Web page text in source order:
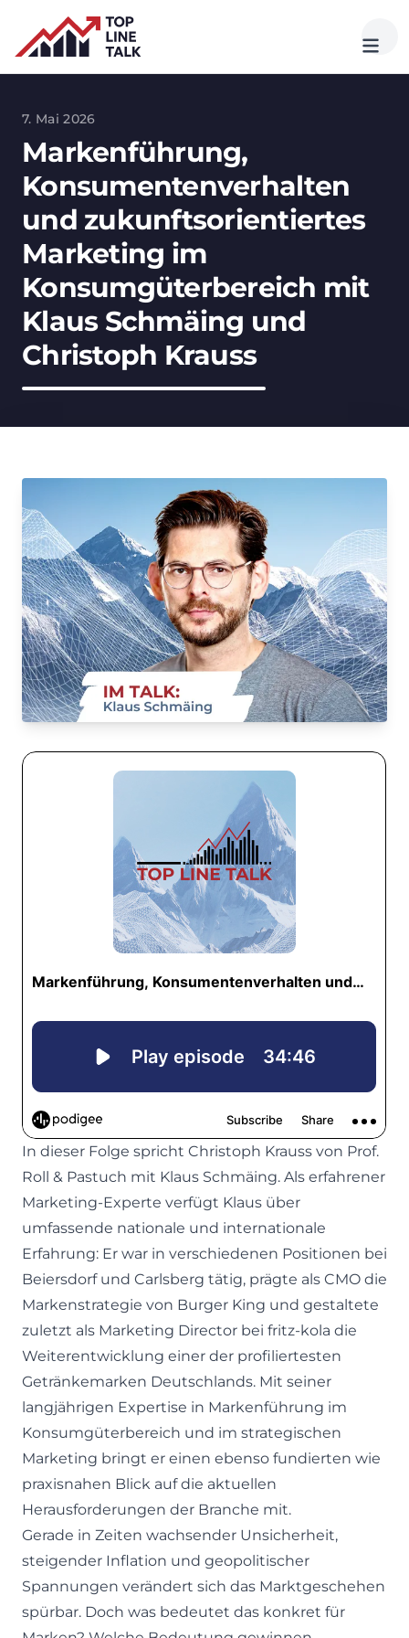
7. Mai 2026
Markenführung,
Konsumentenverhalten
und zukunftsorientiertes
Marketing im
Konsumgüterbereich mit
Klaus Schmäing und
Christoph Krauss
In dieser Folge spricht Christoph Krauss von Prof.
Roll & Pastuch mit Klaus Schmäing. Als erfahrener
Marketing-Experte verfügt Klaus über
umfassende nationale und internationale
Erfahrung: Er war in verschiedenen Positionen bei
Beiersdorf und Carlsberg tätig, prägte als CMO die
Markenstrategie von Burger King und gestaltete
zuletzt als Marketing Director bei fritz-kola die
Weiterentwicklung einer der profiliertesten
Getränkemarken Deutschlands. Mit seiner
langjährigen Expertise in Markenführung im
Konsumgüterbereich und im strategischen
Marketing bringt er einen ebenso fundierten wie
praxisnahen Blick auf die aktuellen
Herausforderungen der Branche mit.
Gerade in Zeiten wachsender Unsicherheit,
steigender Inflation und geopolitischer
Spannungen verändert sich das Marktgeschehen
spürbar. Doch was bedeutet das konkret für